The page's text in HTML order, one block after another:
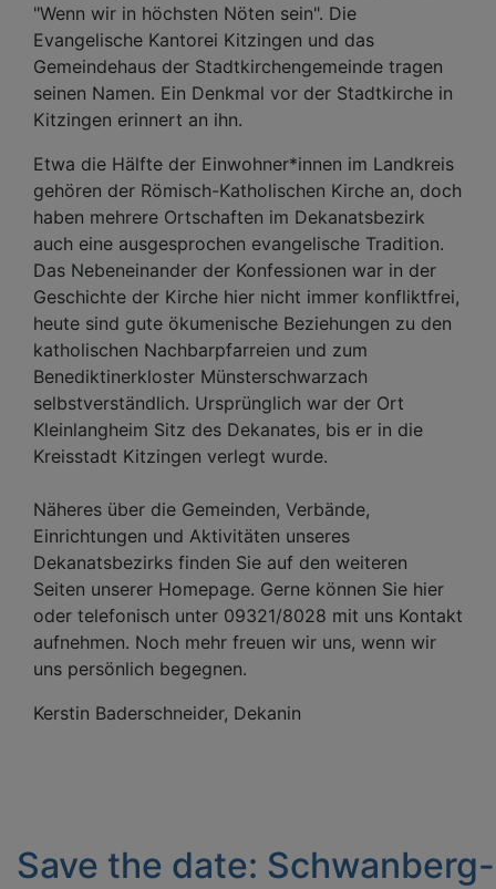
"Wenn wir in höchsten Nöten sein". Die
Evangelische Kantorei Kitzingen und das
Gemeindehaus der Stadtkirchengemeinde tragen
seinen Namen. Ein Denkmal vor der Stadtkirche in
Kitzingen erinnert an ihn.
Etwa die Hälfte der Einwohner*innen im Landkreis
gehören der Römisch-Katholischen Kirche an, doch
haben mehrere Ortschaften im Dekanatsbezirk
auch eine ausgesprochen evangelische Tradition.
Das Nebeneinander der Konfessionen war in der
Geschichte der Kirche hier nicht immer konfliktfrei,
heute sind gute ökumenische Beziehungen zu den
katholischen Nachbarpfarreien und zum
Benediktinerkloster Münsterschwarzach
selbstverständlich. Ursprünglich war der Ort
Kleinlangheim Sitz des Dekanates, bis er in die
Kreisstadt Kitzingen verlegt wurde.
Näheres über die Gemeinden, Verbände,
Einrichtungen und Aktivitäten unseres
Dekanatsbezirks finden Sie auf den weiteren
Seiten unserer Homepage. Gerne können Sie hier
oder telefonisch unter 09321/8028 mit uns Kontakt
aufnehmen. Noch mehr freuen wir uns, wenn wir
uns persönlich begegnen.
Kerstin Baderschneider, Dekanin
Save the date: